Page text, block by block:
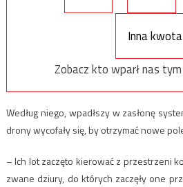
Inna kwota
Zobacz kto wparł nas tym
Według niego, wpadłszy w zasłonę
drony wycofały się, by otrzymać nowe
– Ich lot zaczęto kierować z przestrzeni
zwane dziury, do których zaczęły one